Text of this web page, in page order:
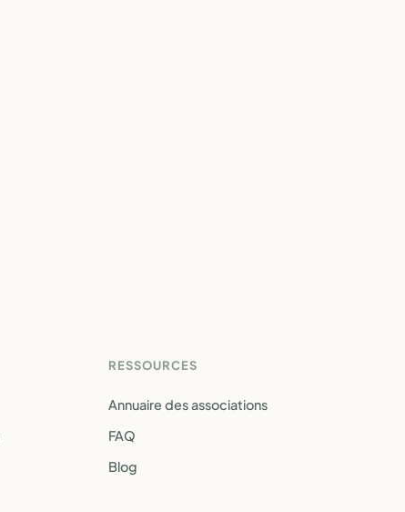
RESSOURCES
Annuaire des associations
FAQ
Blog